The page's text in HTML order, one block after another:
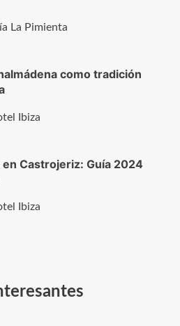
como tradición
Castrojeriz: Guía 2024